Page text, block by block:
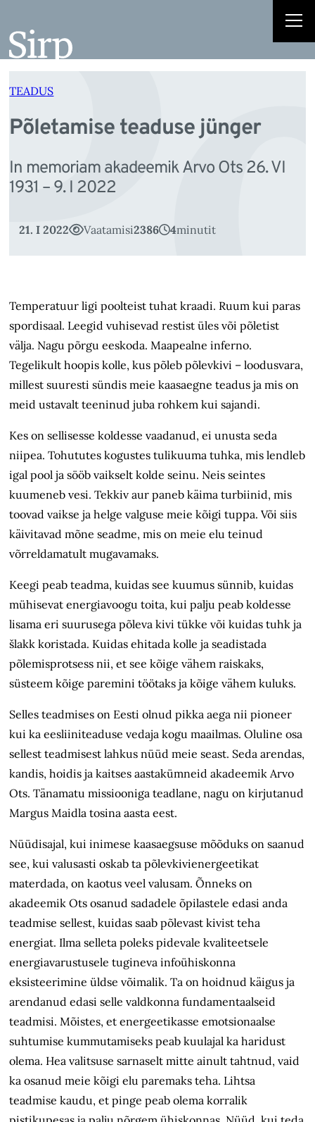
juurde
TEADUS
Põletamise teaduse jünger
In memoriam akadeemik Arvo Ots 26. VI
1931 – 9. I 2022
21. I 2022 Vaatamisi2386 4minutit
Temperatuur ligi poolteist tuhat kraadi. Ruum kui paras
spordisaal. Leegid vuhisevad restist üles või põletist
välja. Nagu põrgu eeskoda. Maapealne inferno.
Tegelikult hoopis kolle, kus põleb põlevkivi – loodusvara,
millest suuresti sündis meie kaasaegne teadus ja mis on
meid ustavalt teeninud juba rohkem kui sajandi.
Kes on sellisesse koldesse vaadanud, ei unusta seda
niipea. Tohututes kogustes tulikuuma tuhka, mis lendleb
igal pool ja sööb vaikselt kolde seinu. Neis seintes
kuumeneb vesi. Tekkiv aur paneb käima turbiinid, mis
toovad vaikse ja helge valguse meie kõigi tuppa. Või siis
käivitavad mõne seadme, mis on meie elu teinud
võrreldamatult mugavamaks.
Keegi peab teadma, kuidas see kuumus sünnib, kuidas
mühisevat energiavoogu toita, kui palju peab koldesse
lisama eri suurusega põleva kivi tükke või kuidas tuhk ja
šlakk koristada. Kuidas ehitada kolle ja seadistada
põlemisprotsess nii, et see kõige vähem raiskaks,
süsteem kõige paremini töötaks ja kõige vähem kuluks.
Selles teadmises on Eesti olnud pikka aega nii pioneer
kui ka eesliiniteaduse vedaja kogu maailmas. Oluline osa
sellest teadmisest lahkus nüüd meie seast. Seda arendas,
kandis, hoidis ja kaitses aastakümneid akadeemik Arvo
Ots. Tänamatu missiooniga teadlane, nagu on kirjutanud
Margus Maidla tosina aasta eest.
Nüüdisajal, kui inimese kaasaegsuse mõõduks on saanud
see, kui valusasti oskab ta põlevkivienergeetikat
materdada, on kaotus veel valusam. Õnneks on
akadeemik Ots osanud sadadele õpilastele edasi anda
teadmise sellest, kuidas saab põlevast kivist teha
energiat. Ilma selleta poleks pidevale kvaliteetsele
energia­varustusele tugineva infoühiskonna
eksisteerimine üldse võimalik. Ta on hoidnud käigus ja
arendanud edasi selle valdkonna fundamentaalseid
teadmisi. Mõistes, et energeetikasse emotsionaalse
suhtumise kummutamiseks peab kuulajal ka haridust
olema. Hea valitsuse sarnaselt mitte ainult tahtnud, vaid
ka osanud meie kõigi elu paremaks teha. Lihtsa
teadmise kaudu, et pinge peab olema korralik